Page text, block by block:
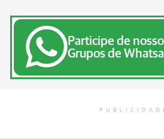
Participe de
Grupos de